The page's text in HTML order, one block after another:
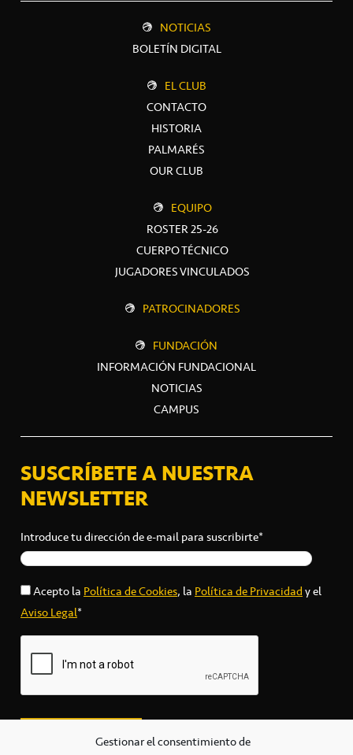
Gestionar el consentimiento de
NOTICIAS
BOLETÍN DIGITAL
EL CLUB
CONTACTO
HISTORIA
PALMARÉS
OUR CLUB
EQUIPO
ROSTER 25-26
CUERPO TÉCNICO
JUGADORES VINCULADOS
PATROCINADORES
FUNDACIÓN
INFORMACIÓN FUNDACIONAL
NOTICIAS
CAMPUS
SUSCRÍBETE A NUESTRA
NEWSLETTER
Introduce tu dirección de e-mail para suscribirte*
Acepto laPolítica de Cookies, laPolítica de Privacidady el
Aviso Legal*